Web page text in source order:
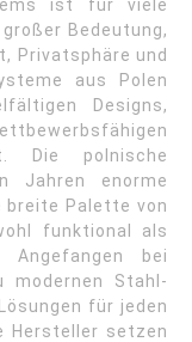
ist für viele
Bedeutung,
Privatsphäre und
aus Polen
Designs,
Die polnische
Jahren enorme
breite Palette von
funktional als
Angefangen bei
modernen Stahl-
für jeden
Hersteller setzen